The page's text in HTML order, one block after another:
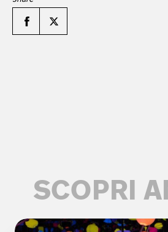
SCOPRI